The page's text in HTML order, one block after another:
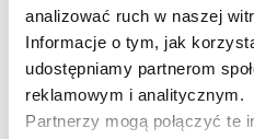
analizować ruch w naszej
Informacje o tym, jak
udostępniamy partnerom
reklamowym i analitycznym.
Partnerzy mogą połączyć te
O marce